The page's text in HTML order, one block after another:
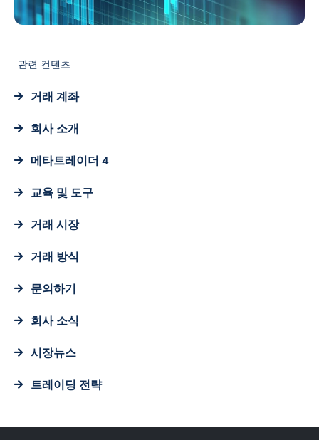
관련 컨텐츠
거래 계좌
회사 소개
메타트레이더 4
교육 및 도구
거래 시장
거래 방식
문의하기
회사 소식
시장뉴스
트레이딩 전략